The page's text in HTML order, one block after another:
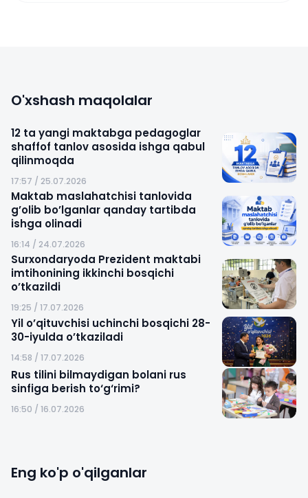
O'xshash maqolalar
12 ta yangi maktabga pedagoglar
shaffof tanlov asosida ishga qabul
qilinmoqda
17:57 / 25.07.2026
Maktab maslahatchisi tanlovida
g’olib bo’lganlar qanday tartibda
ishga olinadi
16:14 / 24.07.2026
Surxondaryoda Prezident maktabi
imtihonining ikkinchi bosqichi
o’tkazildi
19:25 / 17.07.2026
Yil o’qituvchisi uchinchi bosqichi 28-
30-iyulda o’tkaziladi
14:58 / 17.07.2026
Rus tilini bilmaydigan bolani rus
sinfiga berish to‘g‘rimi?
16:50 / 16.07.2026
Eng ko'p o'qilganlar